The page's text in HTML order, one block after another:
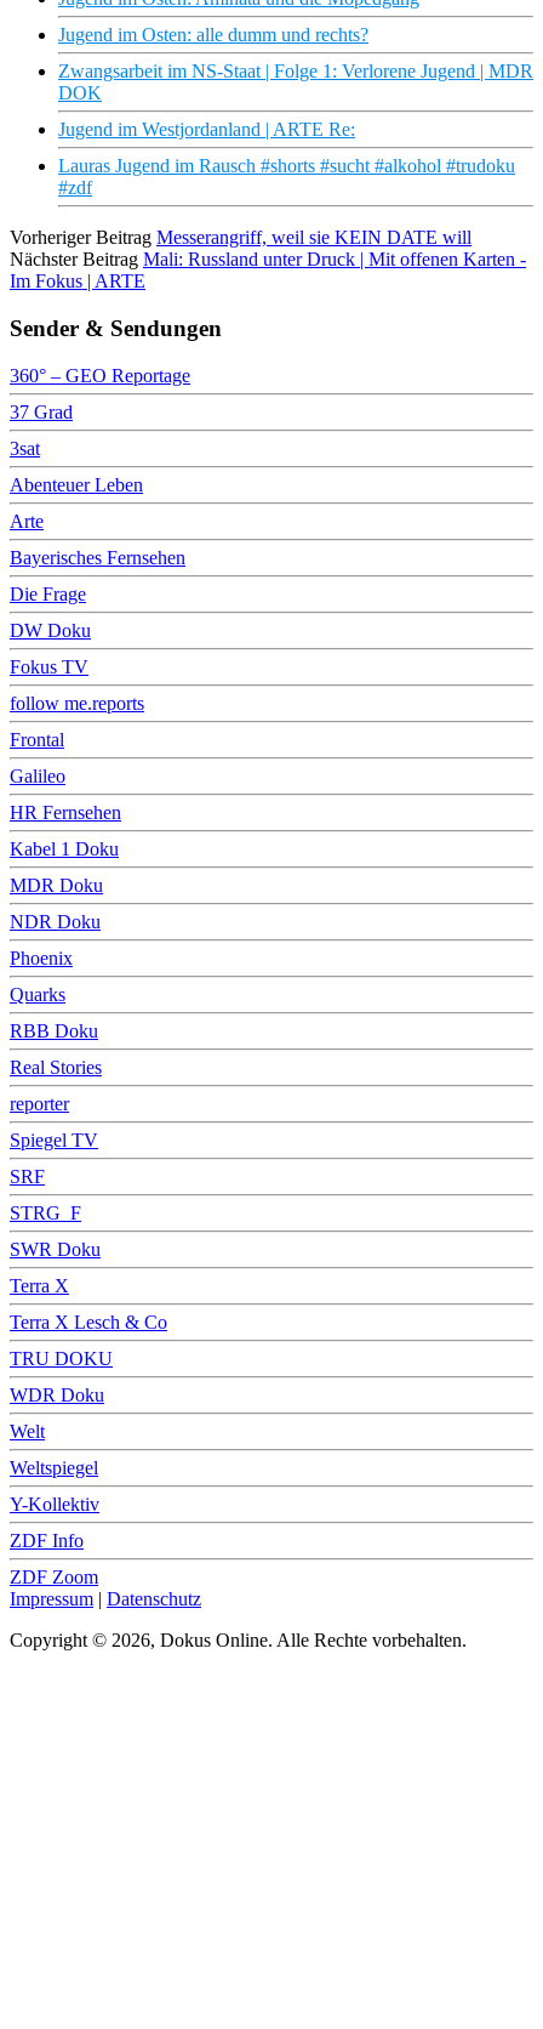
Jugend im Osten: alle dumm und rechts?
Zwangsarbeit im NS-Staat | Folge 1: Verlorene Jugend | MDR
DOK
Jugend im Westjordanland | ARTE Re:
Lauras Jugend im Rausch #shorts #sucht #alkohol #trudoku
#zdf
Vorheriger Beitrag Messerangriff, weil sie KEIN DATE will
Nächster Beitrag Mali: Russland unter Druck | Mit offenen Karten -
Im Fokus | ARTE
Sender & Sendungen
360° – GEO Reportage
37 Grad
3sat
Abenteuer Leben
Arte
Bayerisches Fernsehen
Die Frage
DW Doku
Fokus TV
follow me.reports
Frontal
Galileo
HR Fernsehen
Kabel 1 Doku
MDR Doku
NDR Doku
Phoenix
Quarks
RBB Doku
Real Stories
reporter
Spiegel TV
SRF
STRG_F
SWR Doku
Terra X
Terra X Lesch & Co
TRU DOKU
WDR Doku
Welt
Weltspiegel
Y-Kollektiv
ZDF Info
ZDF Zoom
Impressum | Datenschutz
Copyright © 2026, Dokus Online. Alle Rechte vorbehalten.